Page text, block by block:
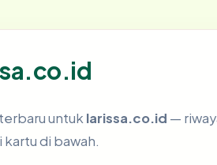
untuk larissa.co.id —
di bawah.